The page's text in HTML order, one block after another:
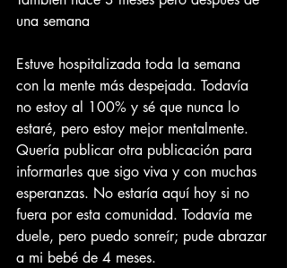
una semana
Estuve hospitalizada toda la semana
con la mente más despejada. Todavía
no estoy al 100% y sé que nunca lo
estaré, pero estoy mejor mentalmente.
Quería publicar otra publicación para
informarles que sigo viva y con muchas
esperanzas. No estaría aquí hoy si no
fuera por esta comunidad. Todavía me
duele, pero puedo sonreír; pude abrazar
a mi bebé de 4 meses.